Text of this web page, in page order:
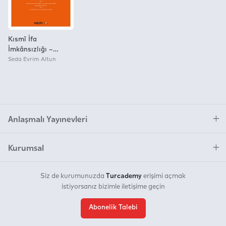
Kısmî İfa
İmkânsızlığı –
Borçlar Hukuku
Seda Evrim Altun
Anlaşmalı Yayınevleri
Kurumsal
Siz de kurumunuzda Turcademy erişimi açmak
istiyorsanız bizimle iletişime geçin
Abonelik Talebi